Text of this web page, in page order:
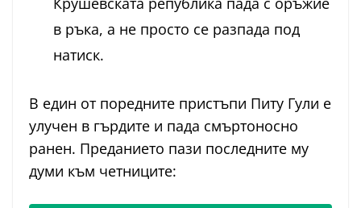
в ръка, а не просто се разпада под
натиск.
В един от поредните пристъпи Питу Гули е
улучен в гърдите и пада смъртоносно
ранен. Преданието пази последните му
думи към четниците: